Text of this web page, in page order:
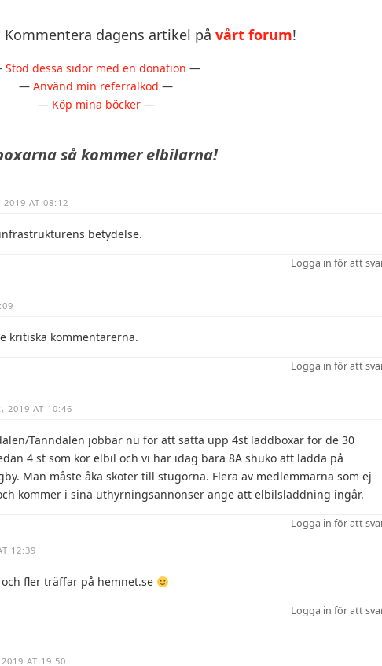
Kommentera dagens artikel på vårt forum!
Stöd dessa sidor med en donation —
— Använd min referralkod —
— Köp mina böcker—
så kommer elbilarna!
2019 AT 08:12
betydelse.
Logga in för att
kritiska kommentarerna.
Logga in för att
2019 AT 10:46
Tänndalen jobbar nu för att sätta upp 4st laddboxar för de 30
4 st som kör elbil och vi har idag bara 8A shuko att ladda på
Man måste åka skoter till stugorna. Flera av medlemmarna som ej
kommer i sina uthyrningsannonser ange att elbilsladdning ingår.
Logga in för att
12:39
fler träffar på hemnet.se
Logga in för att
AT 19:50